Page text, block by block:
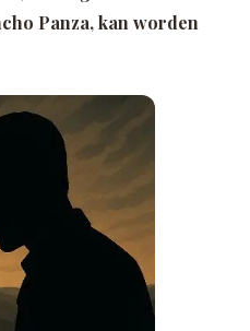
Panza, kan worden